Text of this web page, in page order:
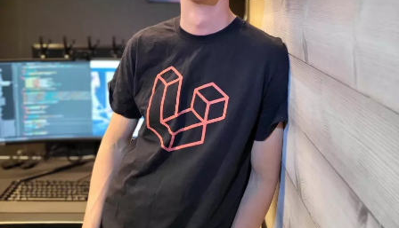
sikkerhet
kontor
frontend
backend
apputvikling
devops
IoT
design
tilgjengelighet
ukas koder
inn/ut